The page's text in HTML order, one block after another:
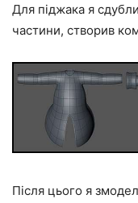
Для піджака я
частини, створив
Після цього я